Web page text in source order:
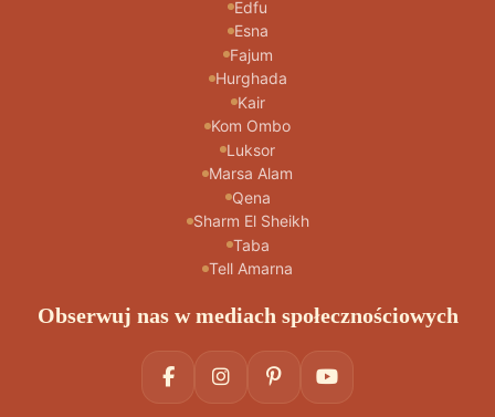
Edfu
Esna
Fajum
Hurghada
Kair
Kom Ombo
Luksor
Marsa Alam
Qena
Sharm El Sheikh
Taba
Tell Amarna
Obserwuj nas w mediach społecznościowych